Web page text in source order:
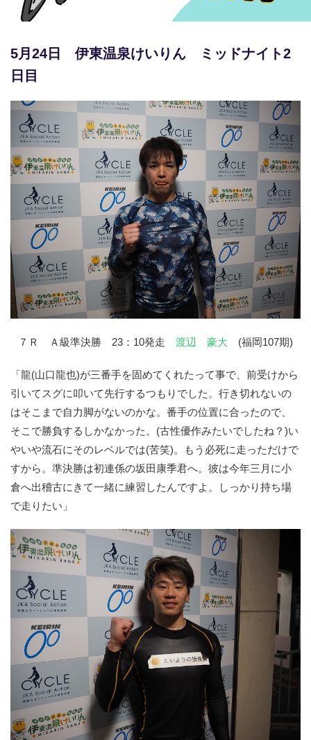
運営会社概要
ご意見をお聞かせください
お問い合わせ
支払い方法、ポイント利用規約
車券は20歳になってから・のめり込む不安のある方のご相
談
よくある質問
5月24日 伊東温泉けいりん ミッドナイト2
日目
７Ｒ Ａ級準決勝 23：10発走 渡辺 豪大 (福岡107期)
「龍(山口龍也)が三番手を固めてくれたって事で、前受けから
引いてスグに叩いて先行するつもりでした。行き切れないの
はそこまで自力脚がないのかな。番手の位置に合ったので、
そこで勝負するしかなかった。(古性優作みたいでしたね？)い
やいや流石にそのレベルでは(苦笑)。もう必死に走っただけで
すから。準決勝は初連係の坂田康季君へ。彼は今年三月に小
倉へ出稽古にきて一緒に練習したんですよ。しっかり持ち場
で走りたい」